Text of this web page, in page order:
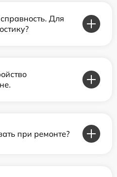
Для
при ремонте?